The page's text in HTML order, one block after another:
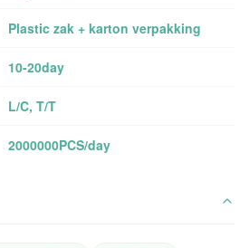
Plastic zak + karton verpakking
10-20day
L/C, T/T
2000000PCS/day